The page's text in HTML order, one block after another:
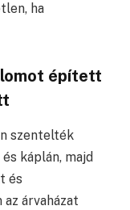
ha
épített
szentelték
káplán, majd
és
árvaházat